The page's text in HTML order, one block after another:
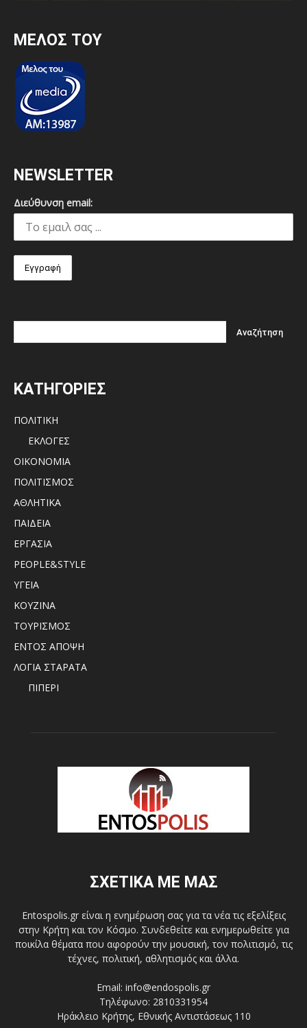
MEΛΟΣ ΤΟΥ
NEWSLETTER
Διεύθυνση email:
ΚΑΤΗΓΟΡΙΕΣ
ΠΟΛΙΤΙΚΗ
ΕΚΛΟΓΕΣ
ΟΙΚΟΝΟΜΙΑ
ΠΟΛΙΤΙΣΜΟΣ
ΑΘΛΗΤΙΚΑ
ΠΑΙΔΕΙΑ
ΕΡΓΑΣΙΑ
PEOPLE&STYLE
ΥΓΕΙΑ
ΚΟΥΖΙΝΑ
ΤΟΥΡΙΣΜΟΣ
ΕΝΤΟΣ ΑΠΟΨΗ
ΛΟΓΙΑ ΣΤΑΡΑΤΑ
ΠΙΠΕΡΙ
ΣΧΕΤΙΚΑ ΜΕ ΜΑΣ
Entospolis.gr είναι η ενημέρωση σας για τα νέα τις εξελίξεις
στην Κρήτη και τον Κόσμο. Συνδεθείτε και ενημερωθείτε για
ποικίλα θέματα που αφορούν την μουσική, τον πολιτισμό, τις
τέχνες, πολιτική, αθλητισμός και άλλα.
Email: info@endospolis.gr
Τηλέφωνο: 2810331954
Ηράκλειο Κρήτης, Εθνικής Αντιστάσεως 110